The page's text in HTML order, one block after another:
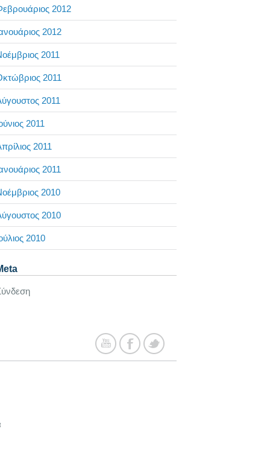
2012
2012
2011
2011
2011
2011
2011
2011
2010
2010
2010